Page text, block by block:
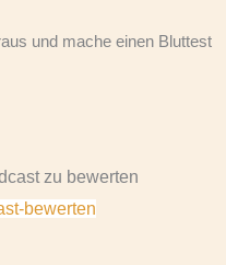
und mache einen Bluttest
zu bewerten
bewerten